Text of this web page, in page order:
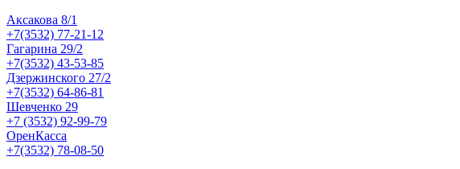
Аксакова 8/1
+7(3532) 77-21-12
Гагарина 29/2
+7(3532) 43-53-85
Дзержинского 27/2
+7(3532) 64-86-81
Шевченко 29
+7 (3532) 92-99-79
ОренКасса
+7(3532) 78-08-50